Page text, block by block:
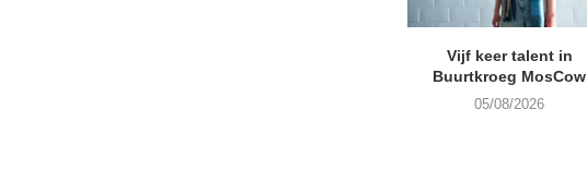
Vijf keer talent in
Buurtkroeg MosCow
05/08/2026